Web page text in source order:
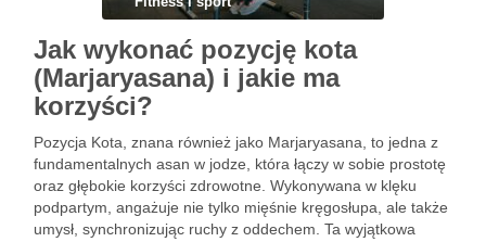
Jak wykonać pozycję kota
(Marjaryasana) i jakie ma
korzyści?
Pozycja Kota, znana również jako Marjaryasana, to jedna z
fundamentalnych asan w jodze, która łączy w sobie prostotę
oraz głębokie korzyści zdrowotne. Wykonywana w klęku
podpartym, angażuje nie tylko mięśnie kręgosłupa, ale także
umysł, synchronizując ruchy z oddechem. Ta wyjątkowa